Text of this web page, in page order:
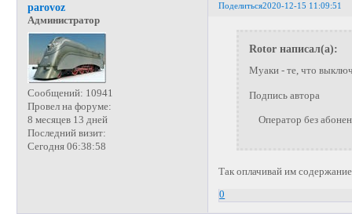
Поделиться2020-12-15 11:09:51
parovoz
Администратор
Сообщений: 10941
Провел на форуме:
8 месяцев 13 дней
Последний визит:
Сегодня 06:38:58
Rotor написал(а):
Муаки - те, что
Подпись автора
Оператор без
Так оплачивай им
0